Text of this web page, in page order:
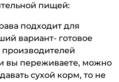
пищей:
подходит для
вариант- готовое
вы переживаете, можно
сухой корм, то не